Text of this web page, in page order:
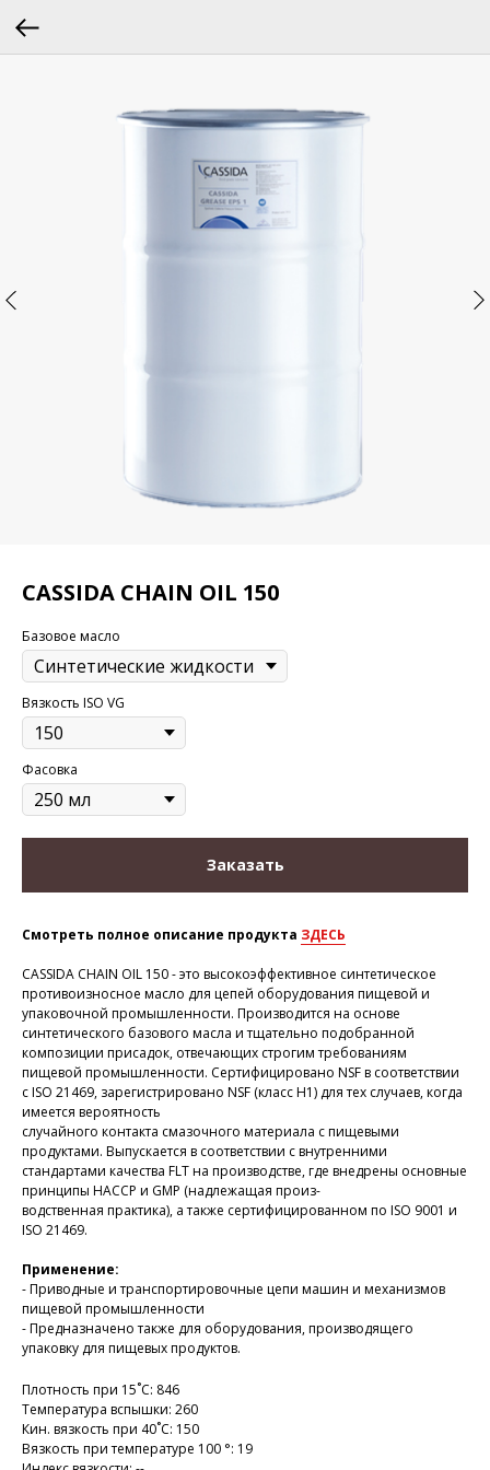
CASSIDA CHAIN OIL 150
Базовое масло
Вязкость ISO VG
Фасовка
Заказать
Смотреть полное описание продукта ЗДЕСЬ
CASSIDA CHAIN OIL 150 - это высокоэффективное синтетическое
противоизносное масло для цепей оборудования пищевой и
упаковочной промышленности. Производится на основе
синтетического базового масла и тщательно подобранной
композиции присадок, отвечающих строгим требованиям
пищевой промышленности. Сертифицировано NSF в соответствии
с ISO 21469, зарегистрировано NSF (класс H1) для тех случаев, когда
имеется вероятность
случайного контакта смазочного материала с пищевыми
продуктами. Выпускается в соответствии с внутренними
стандартами качества FLT на производстве, где внедрены основные
принципы HACCP и GMP (надлежащая произ-
водственная практика), а также сертифицированном по ISO 9001 и
ISO 21469.
Применение:
- Приводные и транспортировочные цепи машин и механизмов
пищевой промышленности
- Предназначено также для оборудования, производящего
упаковку для пищевых продуктов.
Плотность при 15˚С: 846
Температура вспышки: 260
Кин. вязкость при 40˚С: 150
Вязкость при температуре 100 °: 19